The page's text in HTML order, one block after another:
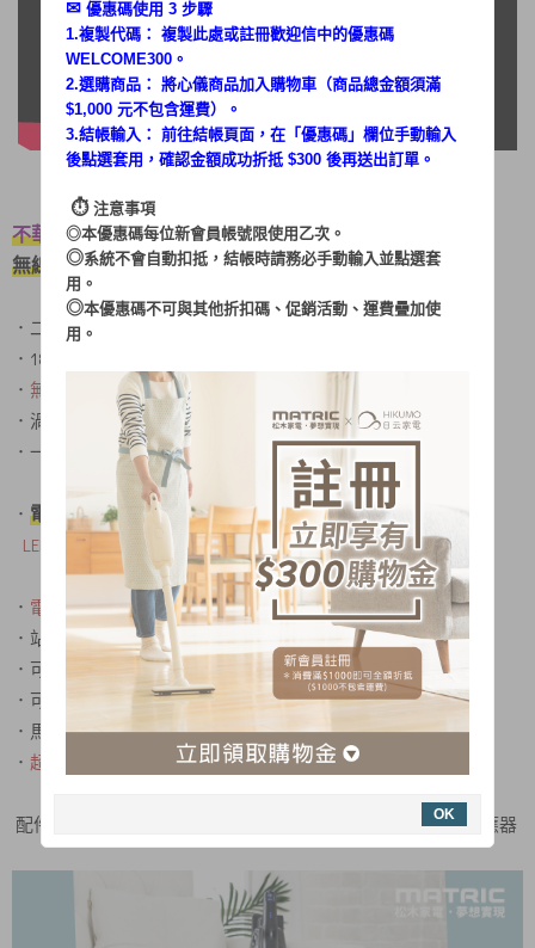
不華麗，但很實在
無線吸塵 隨拿隨吸，清潔打掃效率高
．二用 直立/手持
．18650高效能鋰電池 /2200mAh
． 無線吸塵，擺脫電線糾纏、使用及收納上更方便
．渦輪分離式集塵，吸力不減退
．一鍵啟動，二段式吸力選擇
． 電動地刷，清掃不費力
LED燈照明 暗處髒汙一目了然!！
． 電池電量顯示
，輕鬆掌握家務節奏
．站立型收納，可以隨時調整放置位置
．可水洗過濾棉，過濾效果好、灰塵吸附速度快
．可水洗集塵杯，免更換使用更環保
．馬達過熱保護裝置，使用更安全
． 超多配件，精準清潔、任何髒污死角都不放過!
配件：加長管、電動地刷、毛刷、扁吸嘴、壁掛架，電源供應器
✉︎ 優惠碼使用 3 步驟
1.複製代碼： 複製此處或註冊歡迎信中的優惠碼
WELCOME300。
2.選購商品： 將心儀商品加入購物車（商品總金額須滿
$1,000 元不包含運費）。
3.結帳輸入： 前往結帳頁面，在「 優惠碼 」欄位手動輸入
後點選套用，確認金額成功折抵 $300 後再送出訂單。
⏱︎ 注意事項
◎本優惠碼每位新會員帳號限使用乙次。
◎系統不會自動扣抵，結帳時請務必手動輸入並點選套
用。
◎本優惠碼不可與其他折扣碼、促銷活動、運費疊加使
用。
OK